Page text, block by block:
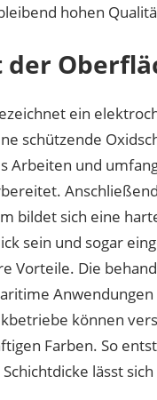
hohen
der
ein
schützende
Arbeiten und
bildet sich eine
sein und sogar
Vorteile. Die
Anwendungen
können
Farben. So
lässt